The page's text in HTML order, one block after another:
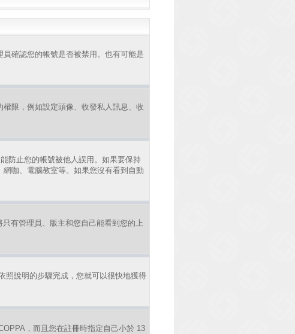
確認您的帳號是否被禁用。也有可能是
限，例如設定頭像、收發私人訊息、收
防止您的帳號被他人誤用。如果要保持
咖、電腦教室等。如果您沒有看到自動
只有管理員、版主和您自己能看到您的上
照說明的步驟完成，您就可以很快地獲得
，而且您在註冊時指定自己小於 13